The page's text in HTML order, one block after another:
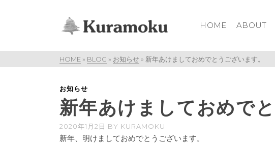
HOME ABOUT
HOME » BLOG » お知らせ » 新年あけましておめでとうございます。
お知らせ
新年あけましておめで
2020年1月2日 BY KURAMOKU
新年、明けましておめでとうございます。